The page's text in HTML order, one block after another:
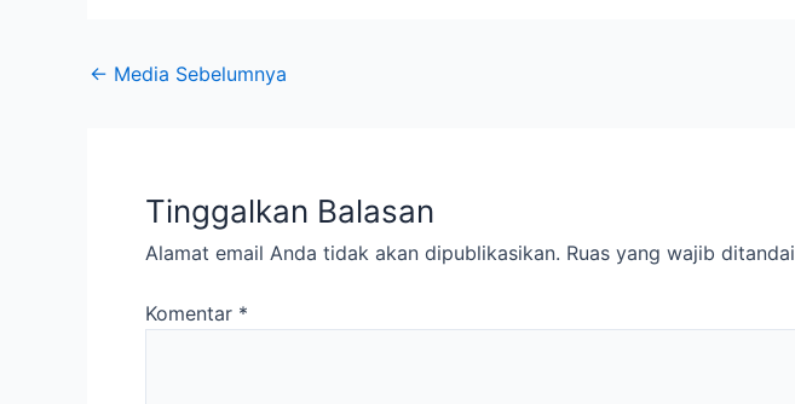
← Media Sebelumnya
Tinggalkan Balasan
Alamat email Anda tidak akan dipublikasikan. Ruas yang wajib ditandai
Komentar *